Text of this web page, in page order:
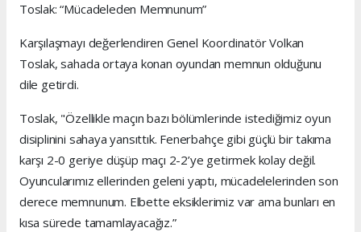
Toslak: “Mücadeleden Memnunum”
Karşılaşmayı değerlendiren Genel Koordinatör Volkan
Toslak, sahada ortaya konan oyundan memnun olduğunu
dile getirdi.
Toslak, "Özellikle maçın bazı bölümlerinde istediğimiz oyun
disiplinini sahaya yansıttık. Fenerbahçe gibi güçlü bir takıma
karşı 2-0 geriye düşüp maçı 2-2’ye getirmek kolay değil.
Oyuncularımız ellerinden geleni yaptı, mücadelelerinden son
derece memnunum. Elbette eksiklerimiz var ama bunları en
kısa sürede tamamlayacağız.”